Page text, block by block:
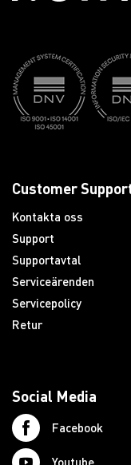
Customer
Kontakta oss
Support
Supportavtal
Serviceärenden
Servicepolicy
Retur
Social Media
Facebook
Youtube